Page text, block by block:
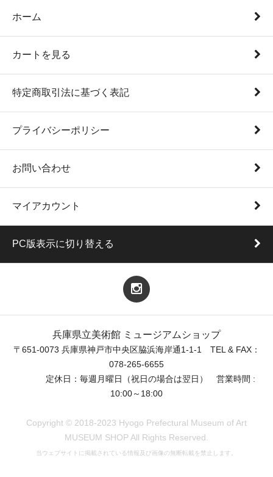
ホーム
カートを見る
特定商取引法に基づく表記
プライバシーポリシー
お問い合わせ
マイアカウント
PC版表示に切り替える
兵庫県立美術館 ミュージアムショップ
〒651-0073 兵庫県神戸市中央区脇浜海岸通1-1-1 TEL & FAX：
078-265-6655
定休日：毎週月曜日（祝日の場合は翌日） 営業時間 :
10:00～18:00
Copyright © 2018-2023 Hyogo Prefectural Museum of Art
MUSEUM SHOP All Rights Reserved.
当ウェブサイトに掲載されている情報及び画像の無断転載を禁止します。